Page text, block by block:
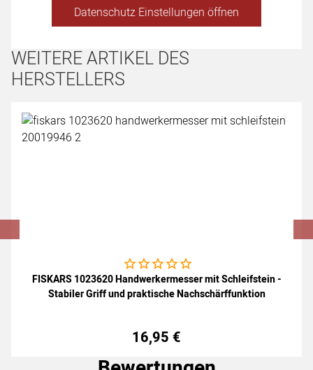
Datenschutz Einstellungen öffnen
WEITERE ARTIKEL DES
HERSTELLERS
Artikel überspringen
Noch keine Bewertungen abgegeben
FISKARS 1023620 Handwerkermesser mit Schleifstein -
Stabiler Griff und praktische Nachschärffunktion
16,95 €